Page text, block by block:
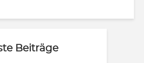
Beiträge